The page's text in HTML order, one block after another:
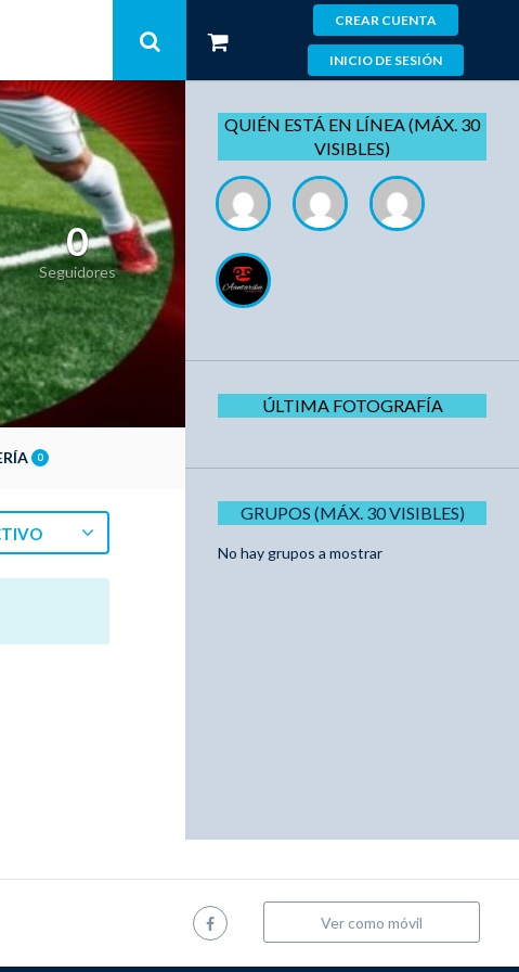
CREAR CUENTA
INICIO DE SESIÓN
0
Seguidores
0
QUIÉN ESTÁ EN LÍNEA (MÁX. 30
VISIBLES)
ÚLTIMA FOTOGRAFÍA
GRUPOS (MÁX. 30 VISIBLES)
No hay grupos a mostrar